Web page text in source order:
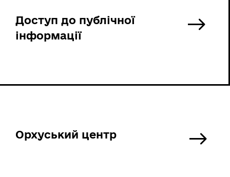
Доступ до публічної
інформації
Орхуський центр